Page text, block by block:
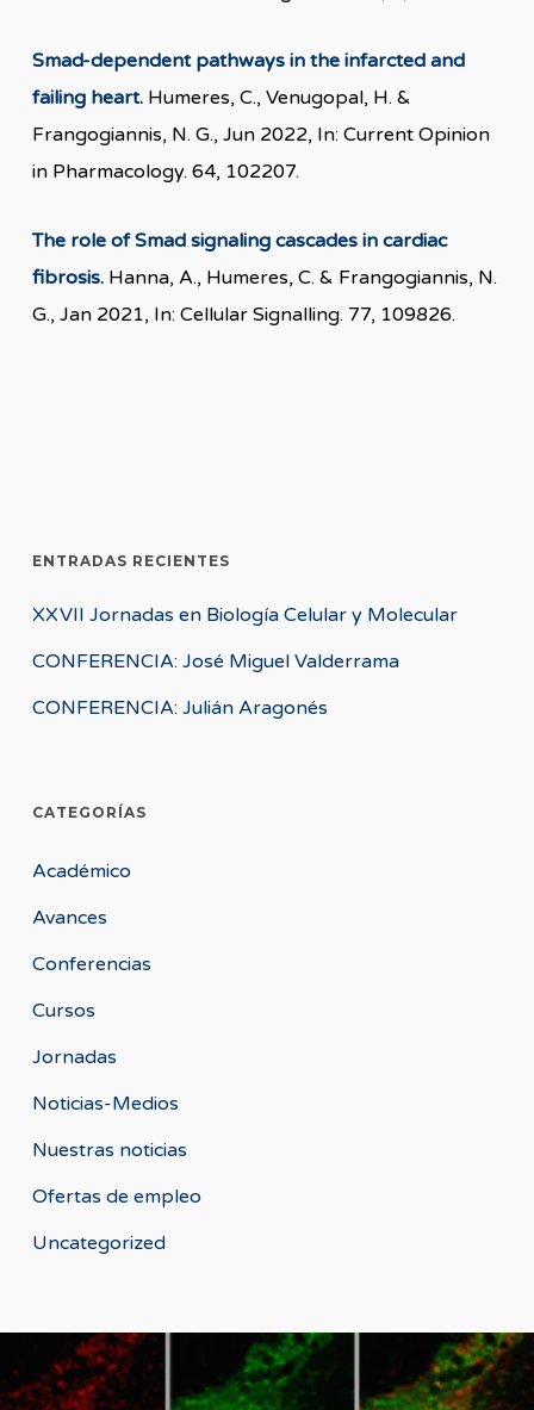
Smad-dependent pathways in the infarcted and
failing heart.Humeres, C., Venugopal, H. &
Frangogiannis, N. G., Jun 2022, In: Current Opinion
in Pharmacology. 64, 102207.
The role of Smad signaling cascades in cardiac
fibrosis.Hanna, A., Humeres, C. & Frangogiannis, N.
G., Jan 2021, In: Cellular Signalling. 77, 109826.
ENTRADAS RECIENTES
XXVII Jornadas en Biología Celular y Molecular
CONFERENCIA: José Miguel Valderrama
CONFERENCIA: Julián Aragonés
CATEGORÍAS
Académico
Avances
Conferencias
Cursos
Jornadas
Noticias-Medios
Nuestras noticias
Ofertas de empleo
Uncategorized